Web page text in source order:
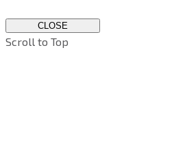
CLOSE
Scroll to Top